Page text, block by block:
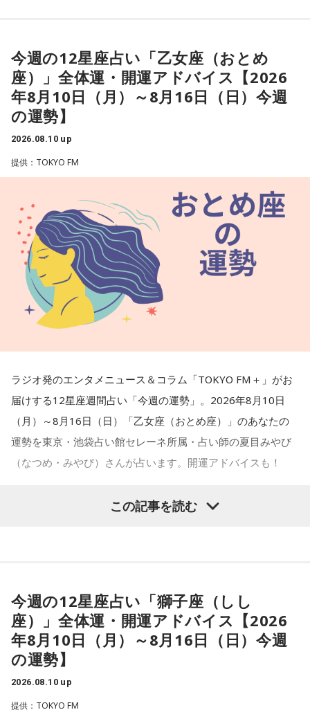
れて、友情を実感し、強く心が揺さぶられるかも。変わって
いくことに対して寂しがったり、しがみついたりせずに、前
を見据えて動いていけると良いでしょう。
★ワンポイントアドバイス★
眠気を感じるときは無理をしないように。できなかったこと
を嘆かず、やれたことを褒めるようにしましょう。
■監修者プロフィール：夏目みやび（なつめ・みやび）
東京・池袋占い館セレーネ所属。メッセージ性の高い鑑定は
リピーターも多く、心の琴線に触れると話題に。占いや開運
で個性が輝けるような占いを発信中。Yahoo!占い「マザー占
Webサイト：https://selene-uranai.com/
オンライン占いセレーネ：https://online-uranai.jp/
今週の12星座占い「乙女座（おとめ
座）」全体運・開運アドバイス【2026
年8月10日（月）～8月16日（日）今週
の運勢】
2026.08.10 up
提供：TOKYO FM
ラジオ発のエンタメニュース＆コラム「TOKYO FM＋」がお
届けする12星座週間占い「今週の運勢」。2026年8月10日
（月）～8月16日（日）「乙女座（おとめ座）」のあなたの
運勢を東京・池袋占い館セレーネ所属・占い師の夏目みやび
（なつめ・みやび）さんが占います。開運アドバイスも！
れて、友情を実感し、強く心が揺さぶられるかも。変わって
いくことに対して寂しがったり、しがみついたりせずに、前
を見据えて動いていけると良いでしょう。
★ワンポイントアドバイス★
この記事を読む
今週の12星座占い「獅子座（しし
座）」全体運・開運アドバイス【2026
年8月10日（月）～8月16日（日）今週
の運勢】
2026.08.10 up
提供：TOKYO FM